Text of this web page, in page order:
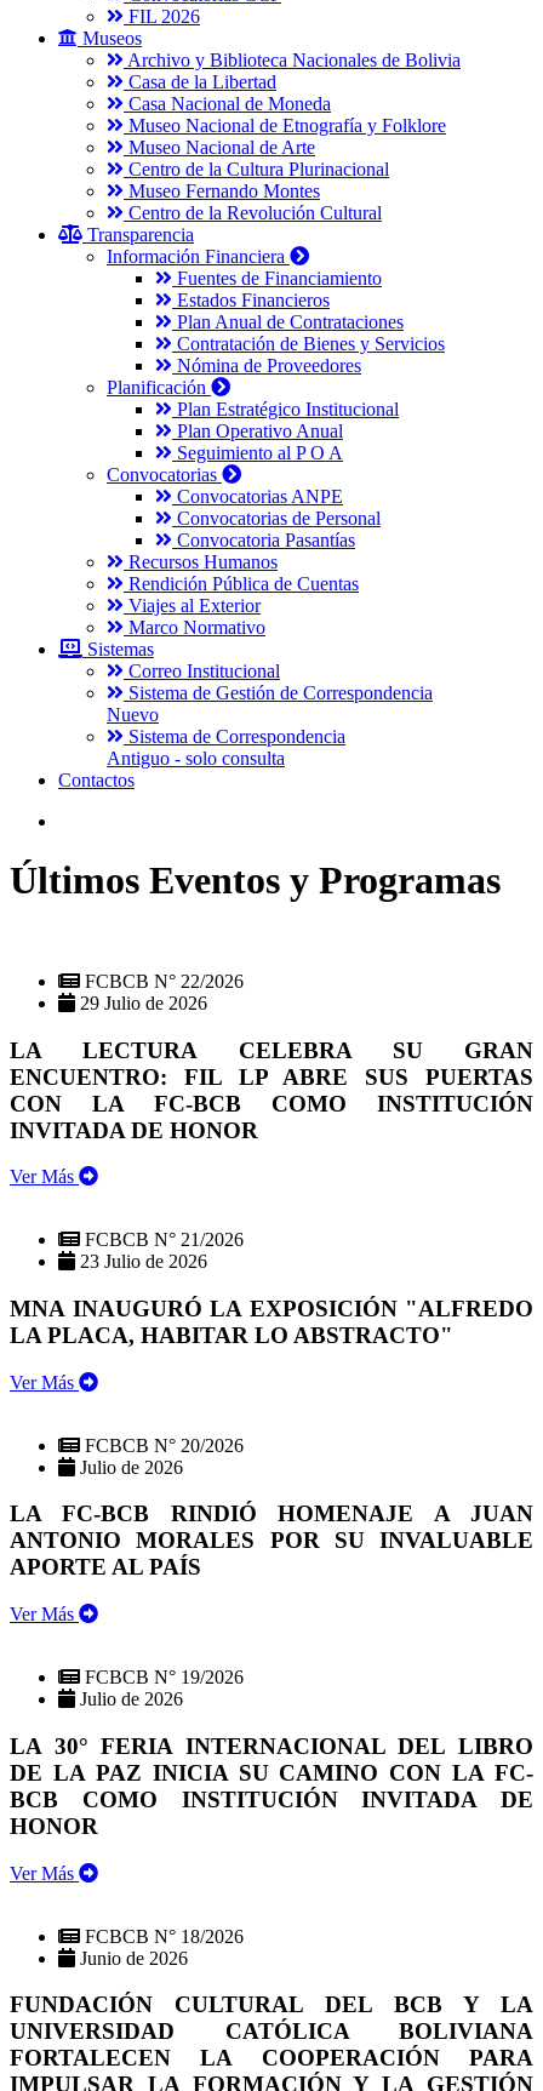
FIL 2026
Museos
Archivo y Biblioteca Nacionales de Bolivia
Casa de la Libertad
Casa Nacional de Moneda
Museo Nacional de Etnografía y Folklore
Museo Nacional de Arte
Centro de la Cultura Plurinacional
Museo Fernando Montes
Centro de la Revolución Cultural
Transparencia
Información Financiera
Fuentes de Financiamiento
Estados Financieros
Plan Anual de Contrataciones
Contratación de Bienes y Servicios
Nómina de Proveedores
Planificación
Plan Estratégico Institucional
Plan Operativo Anual
Seguimiento al P O A
Convocatorias
Convocatorias ANPE
Convocatorias de Personal
Convocatoria Pasantías
Recursos Humanos
Rendición Pública de Cuentas
Viajes al Exterior
Marco Normativo
Sistemas
Correo Institucional
Sistema de Gestión de Correspondencia
Nuevo
Sistema de Correspondencia
Antiguo - solo consulta
Contactos
Últimos Eventos y Programas
FCBCB N° 22/2026
29 Julio de 2026
LA LECTURA CELEBRA SU GRAN
ENCUENTRO: FIL LP ABRE SUS PUERTAS
CON LA FC-BCB COMO INSTITUCIÓN
INVITADA DE HONOR
Ver Más
FCBCB N° 21/2026
23 Julio de 2026
MNA INAUGURÓ LA EXPOSICIÓN "ALFREDO
LA PLACA, HABITAR LO ABSTRACTO"
Ver Más
FCBCB N° 20/2026
Julio de 2026
LA FC-BCB RINDIÓ HOMENAJE A JUAN
ANTONIO MORALES POR SU INVALUABLE
APORTE AL PAÍS
Ver Más
FCBCB N° 19/2026
Julio de 2026
LA 30° FERIA INTERNACIONAL DEL LIBRO
DE LA PAZ INICIA SU CAMINO CON LA FC-
BCB COMO INSTITUCIÓN INVITADA DE
HONOR
Ver Más
FCBCB N° 18/2026
Junio de 2026
FUNDACIÓN CULTURAL DEL BCB Y LA
UNIVERSIDAD CATÓLICA BOLIVIANA
FORTALECEN LA COOPERACIÓN PARA
IMPULSAR LA FORMACIÓN Y LA GESTIÓN